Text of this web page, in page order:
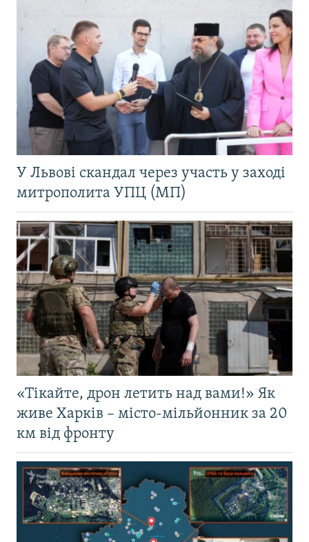
У Львові скандал через участь у заході
митрополита УПЦ (МП)
«Тікайте, дрон летить над вами!» Як
живе Харків – місто-мільйонник за 20
км від фронту